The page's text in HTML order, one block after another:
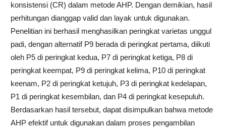
konsistensi (CR) dalam metode AHP. Dengan demikian, hasil
perhitungan dianggap valid dan layak untuk digunakan.
Penelitian ini berhasil menghasilkan peringkat varietas unggul
padi, dengan alternatif P9 berada di peringkat pertama, diikuti
oleh P5 di peringkat kedua, P7 di peringkat ketiga, P8 di
peringkat keempat, P9 di peringkat kelima, P10 di peringkat
keenam, P2 di peringkat ketujuh, P3 di peringkat kedelapan,
P1 di peringkat kesembilan, dan P4 di peringkat kesepuluh.
Berdasarkan hasil tersebut, dapat disimpulkan bahwa metode
AHP efektif untuk digunakan dalam proses pengambilan